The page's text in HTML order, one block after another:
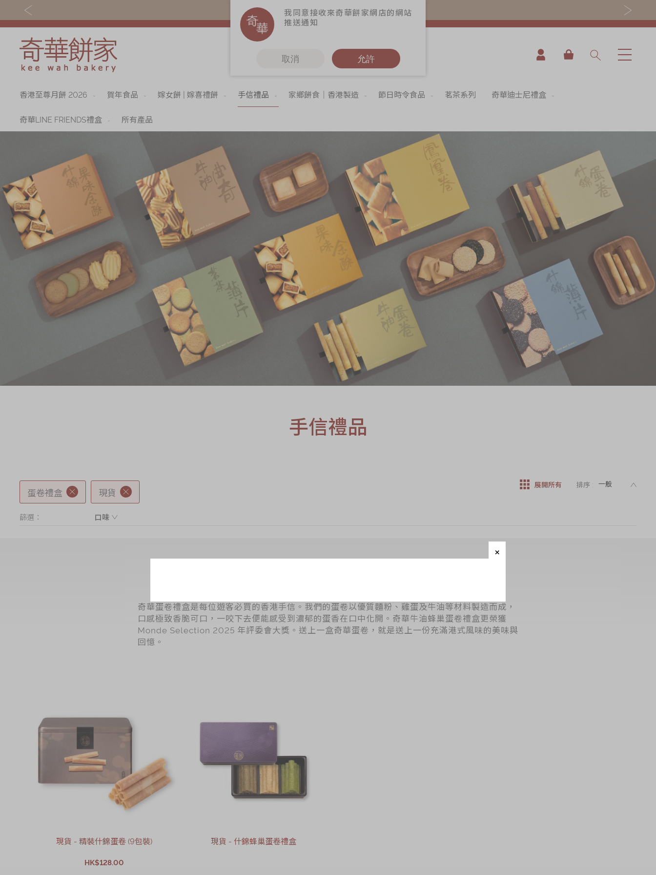
易賞錢會員憑推廣碼購買現貨產品可賺易賞錢($5=1分)
我的購物車
關於奇華
奇華傳奇
分店網絡
商務銷售
嫁喜須知
奇華網誌
奇華餅食
香港至尊月餅 2026
嫁女餅 | 嫁喜禮餅
手信禮品
家鄉餅食｜香港製造
節日時令食品
茗茶系列
奇華迪士尼禮盒
奇華LINE FRIENDS
所有產品
更多
奇華茶室
聯絡奇華
加入奇華
EN 简体
香港至尊月餅 2026 賀年食品 嫁女餅 | 嫁喜禮餅 手信禮品 家鄉餅食｜香港製造 節日時令食品 茗茶系列 奇華迪士尼禮盒
奇華LINE FRIENDS禮盒 所有產品
手信禮品
蛋卷禮盒 現貨
篩選：
口味
展開所有 排序 :
奇華蛋卷禮盒是每位遊客必買的香港手信。我們的蛋卷以優質麵粉、雞蛋及牛油等材料製造而成，
口感極致香脆可口，一咬下去便能感受到濃郁的蛋香在口中化開。奇華牛油蜂巢蛋卷禮盒更榮獲
Monde Selection 2025 年評委會大獎。送上一盒奇華蛋卷，就是送上一份充滿港式風味的美味與
回憶。
現貨 - 精裝什錦蛋卷 (9包裝)
HK$128.00
現貨 - 什錦蜂巢蛋卷禮盒
我同意接收來奇華餅家網店的網站
推送通知
取消 允許